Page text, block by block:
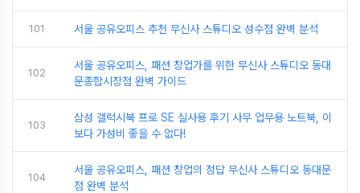
101 서울 공유오피스 추천 무신사 스튜디오 성수점 완벽 분석
102
서울 공유오피스, 패션 창업가를 위한 무신사 스튜디오 동대
문종합시장점 완벽 가이드
103
삼성 갤럭시북 프로 SE 실사용 후기 사무 업무용 노트북, 이
보다 가성비 좋을 수 없다!
104
서울 공유오피스, 패션 창업의 정답 무신사 스튜디오 동대문
점 완벽 분석